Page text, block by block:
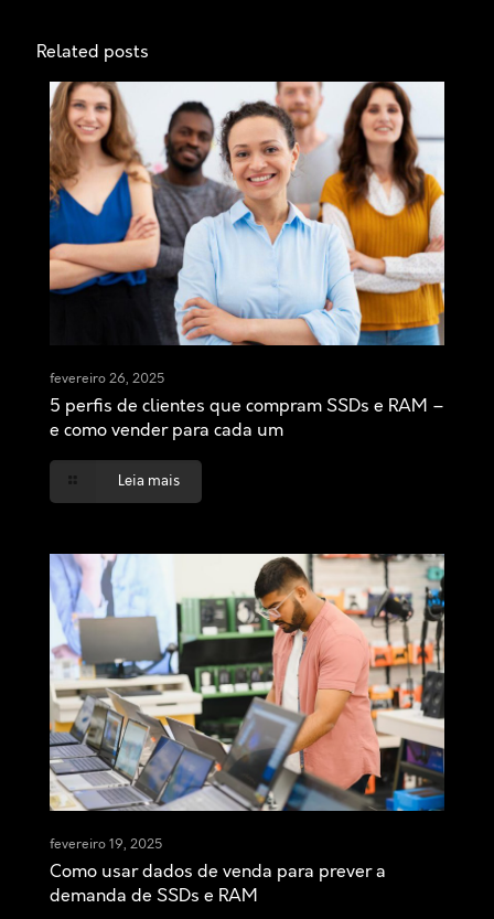
Related posts
fevereiro 26, 2025
5 perfis de clientes que compram SSDs e RAM –
e como vender para cada um
Leia mais
fevereiro 19, 2025
Como usar dados de venda para prever a
demanda de SSDs e RAM